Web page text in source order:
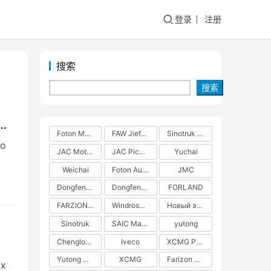
登录 注册
搜索
搜索
Foton Motors FAW Jiefang
Sinotruk Group
JAC Motors
JAC Pickups
Yuchai
Weichai
Foton Auman
JMC
Dongfeng Commercial Vehicles
Dongfeng Liuzhou Motor
FORLAND
FARZION AUTO
Windrose Technology
Новый энергетический грузовик
Sinotruk
SAIC Maxus
yutong
Chenglong H5
Iveco
XCMG Pure Electric Heavy Truck
Yutong Heavy Truck
XCMG
Farizon New Energy